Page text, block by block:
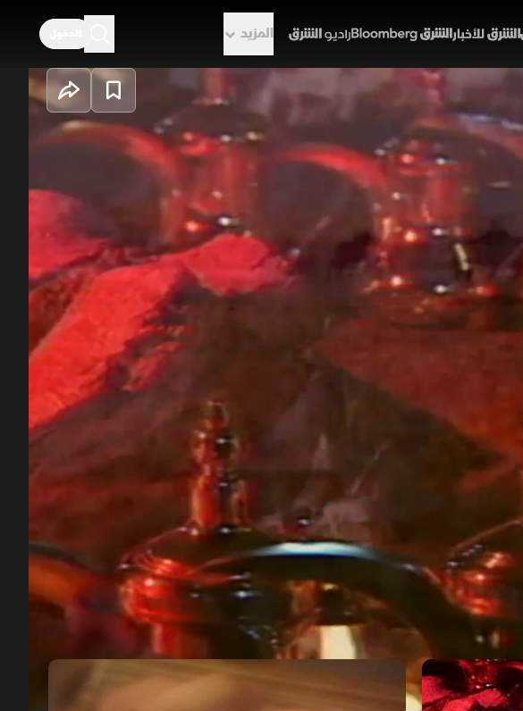
المزيد
00:12/52:32
حمد بن سعود يعيد
شوقًا وقلقًا جميلًا وصفاءً يسبق ميلاد القصيدة.
فكره ووجدانه. واعتبر أن الوزن والقافية ركيزتان لا
الطبيعية لمعظم الشعراء لأنه الأقرب إلى المشاعر